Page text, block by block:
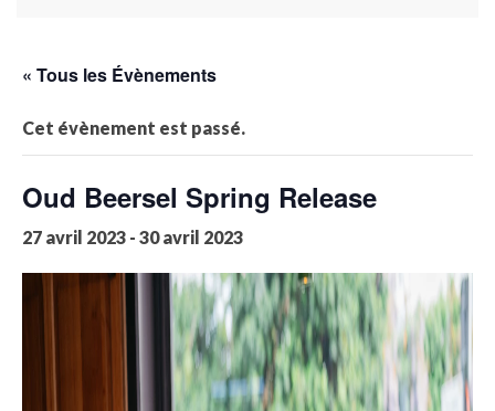
« Tous les Évènements
Cet évènement est passé.
Oud Beersel Spring Release
27 avril 2023 - 30 avril 2023